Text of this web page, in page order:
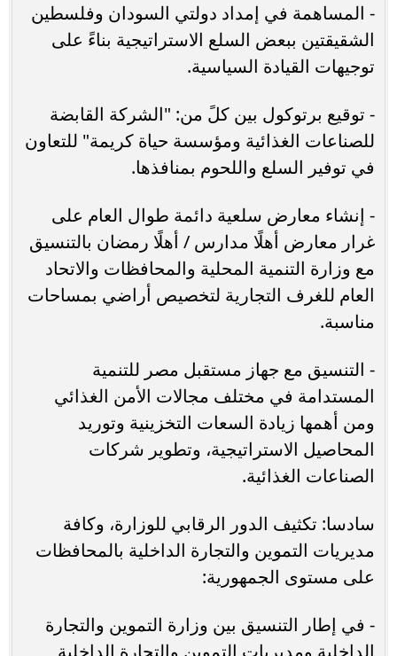
- المساهمة في إمداد دولتي السودان وفلسطين
الشقيقتين ببعض السلع الاستراتيجية بناءً على
توجيهات القيادة السياسية.
- توقيع برتوكول بين كلً من: "الشركة القابضة
للصناعات الغذائية ومؤسسة حياة كريمة" للتعاون
في توفير السلع واللحوم بمنافذها.
- إنشاء معارض سلعية دائمة طوال العام على
غرار معارض أهلًا مدارس / أهلًا رمضان بالتنسيق
مع وزارة التنمية المحلية والمحافظات والاتحاد
العام للغرف التجارية لتخصيص أراضي بمساحات
مناسبة.
- التنسيق مع جهاز مستقبل مصر للتنمية
المستدامة في مختلف مجالات الأمن الغذائي
ومن أهمها زيادة السعات التخزينية وتوريد
المحاصيل الاستراتيجية، وتطوير شركات
الصناعات الغذائية.
سادسا: تكثيف الدور الرقابي للوزارة، وكافة
مديريات التموين والتجارة الداخلية بالمحافظات
على مستوى الجمهورية:
- في إطار التنسيق بين وزارة التموين والتجارة